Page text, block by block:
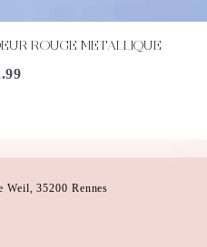
DÉTAILS
ROUGE METALLIQUE
Weil, 35200 Rennes